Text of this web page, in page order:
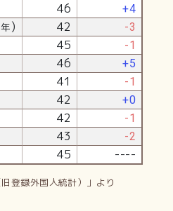
46 +4
) 42 -3
45 -1
46 +5
41 -1
42 +0
42 -1
43 -2
45 ----
登録外国人統計）」より